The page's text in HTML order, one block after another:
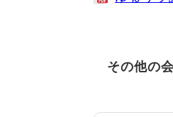
その他の会